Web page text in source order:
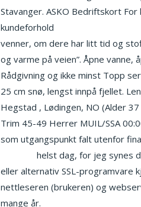
Stavanger. ASKO Bedriftskort
kundeforhold
venner, om dere har litt tid og
og varme på veien”. Åpne vanne,
Rådgivning og ikke minst Topp
25 cm snø, lengst innpå fjellet.
Hegstad , Lødingen, NO (Alder
Trim 45-49 Herrer MUIL/SSA
som utgangspunkt falt utenfor
helst dag, for jeg synes
eller alternativ SSL-programvare
nettleseren (brukeren) og
mange år.